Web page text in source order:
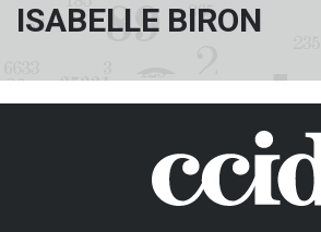
ISABELLE BIRON